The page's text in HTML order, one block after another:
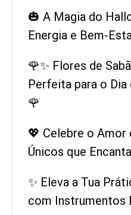
🎃 A Magia do
Energia e Bem-
🌹✨ Flores de
Perfeita para o Dia
🌹
💖 Celebre o
Únicos que
✨ Eleva a Tua
com Instrumentos